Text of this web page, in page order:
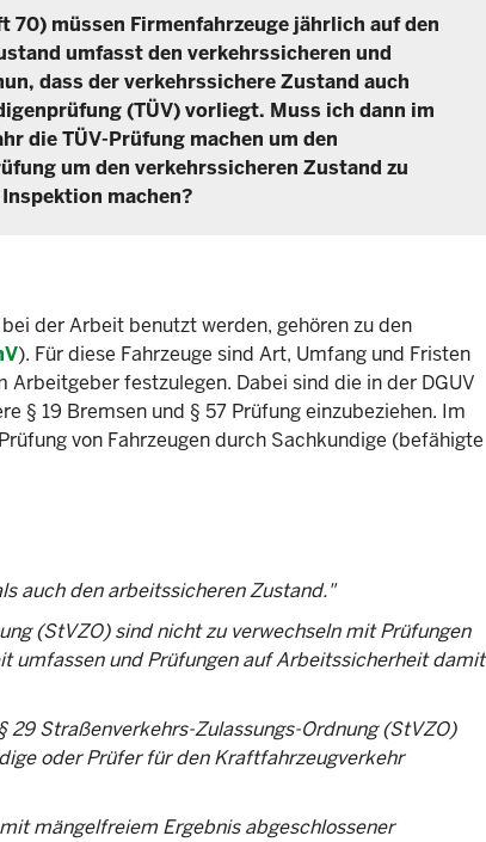
müssen Firmenfahrzeuge jährlich auf den
umfasst den verkehrssicheren und
dass der verkehrssichere Zustand auch
(TÜV) vorliegt. Muss ich dann im
die TÜV-Prüfung machen um den
um den verkehrssicheren Zustand zu
machen?
der Arbeit benutzt werden, gehören zu den
). Für diese Fahrzeuge sind Art, Umfang und Fristen
festzulegen. Dabei sind die in der DGUV
§ 19 Bremsen und § 57 Prüfung einzubeziehen. Im
von Fahrzeugen durch Sachkundige (befähigte
auch den arbeitssicheren Zustand."
(StVZO) sind nicht zu verwechseln mit Prüfungen
umfassen und Prüfungen auf Arbeitssicherheit damit
29 Straßenverkehrs-Zulassungs-Ordnung (StVZO)
oder Prüfer für den Kraftfahrzeugverkehr
mängelfreiem Ergebnis abgeschlossener